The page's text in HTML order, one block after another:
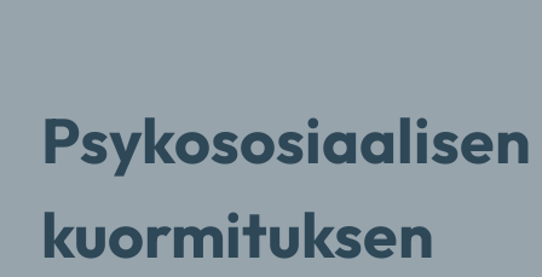
Psykososiaalisen
kuormituksen